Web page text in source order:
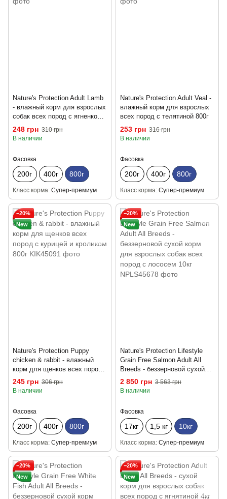
Nature's Protection Adult Lamb
- влажный корм для взрослых
собак всех пород с ягненком
800г
248 грн 310 грн
В наличии
Фасовка
200г 400г 800г
Класс корма Супер-премиум
Nature's Protection Adult Veal -
влажный корм для взрослых
всех пород с телятиной 800г
253 грн 316 грн
В наличии
Фасовка
200г 400г 800г
Класс корма Супер-премиум
−20%
New
Nature's Protection Puppy
chicken & rabbit - влажный
корм для щенков всех пород
с курицей и кроликом 800г
245 грн 306 грн
В наличии
Фасовка
200г 400г 800г
Класс корма Супер-премиум
−20%
New
Nature's Protection Lifestyle
Grain Free Salmon Adult All
Breeds - беззерновой сухой
корм для взрослых собак
всех пород с лососем 10кг
2 850 грн 3 563 грн
В наличии
Фасовка
17кг 1,5 кг 10кг
Класс корма Супер-премиум
−20%
New
−20%
New